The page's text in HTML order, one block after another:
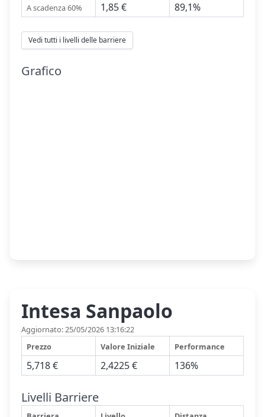
A scadenza 60% 1,85 € 89,1%
Vedi tutti i livelli delle barriere
Grafico
Intesa Sanpaolo
Aggiornato: 25/05/2026 13:16:22
Prezzo
Valore Iniziale Performance
5,718 € 2,4225 € 136%
Livelli Barriere